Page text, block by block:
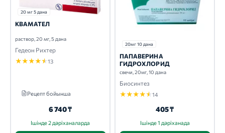
20 мг 5 дана
КВАМАТЕЛ
раствор, 20 мг, 5 дана
Гедеон Рихтер
★★★★★13
Рецепт бойынша
6 740 ₸
Ішінде 2 дәріханаларда
20мг 10 дана
ПАПАВЕРИНА
ГИДРОХЛОРИД
свечи, 20мг, 10 дана
Биосинтез
★★★★★14
405 ₸
Ішінде 1 дәріханада